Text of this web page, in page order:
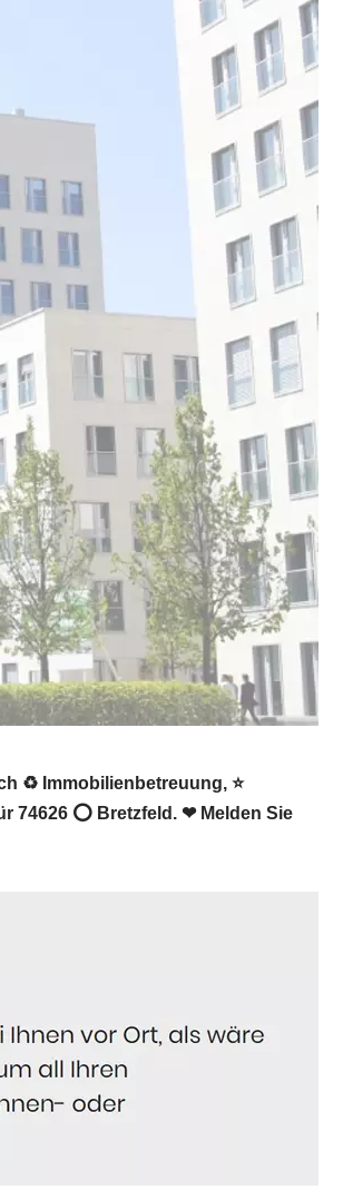
♻ Immobilienbetreuung, ⭐
74626 ⭕ Bretzfeld. ❤ Melden Sie